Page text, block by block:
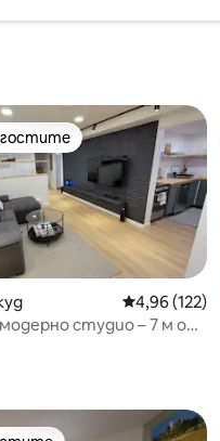
избор на гостите
гостите
Средна
4,96 (122)
студио – 7 м от